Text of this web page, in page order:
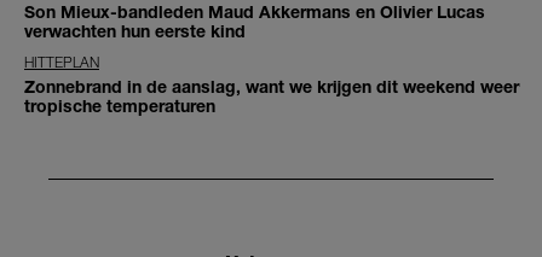
Son Mieux-bandleden Maud Akkermans en Olivier Lucas
verwachten hun eerste kind
HITTEPLAN
Zonnebrand in de aanslag, want we krijgen dit weekend weer
tropische temperaturen